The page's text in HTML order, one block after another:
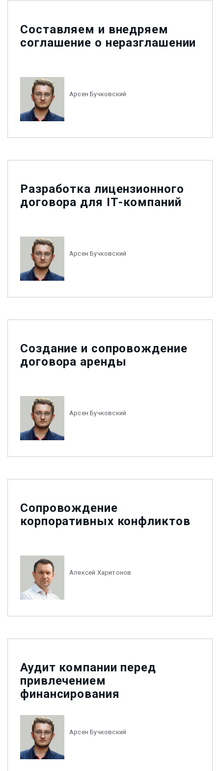
Составляем и внедряем
соглашение о неразглашении
Арсен Бучковский
Разработка лицензионного
договора для ІТ-компаний
Арсен Бучковский
Создание и сопровождение
договора аренды
Арсен Бучковский
Сопровождение
корпоративных конфликтов
Алексей Харитонов
Аудит компании перед
привлечением
финансирования
Арсен Бучковский